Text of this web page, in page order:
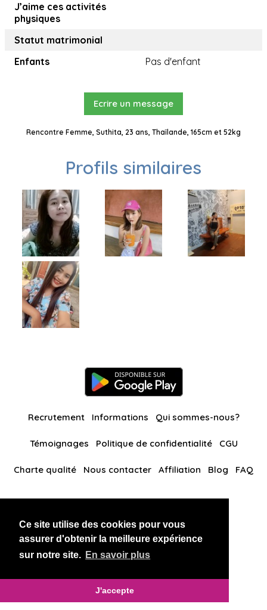
Ce site utilise des cookies pour vous
assurer d'obtenir la meilleure expérience
sur notre site. En savoir plus
J'accepte
J’aime ces activités
physiques
Statut matrimonial
Enfants
Pas d'enfant
Ecrire un message
Rencontre Femme, Suthita, 23 ans, Thaïlande, 165cm et 52kg
Profils similaires
Recrutement Informations Qui sommes-nous?
Témoignages Politique de confidentialité CGU
Charte qualité Nous contacter Affiliation Blog FAQ
BlackAndBeauties RussianKisses